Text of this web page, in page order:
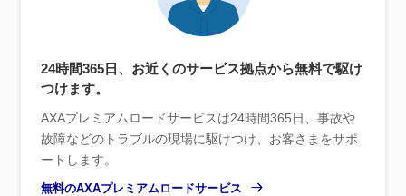
24時間365日、お近くのサービス拠点から無料で駆け
つけます。
AXAプレミアムロードサービスは24時間365日、事故や
故障などのトラブルの現場に駆けつけ、お客さまをサポ
ートします。
無料のAXAプレミアムロードサービス